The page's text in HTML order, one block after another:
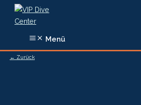
Zum
Inhalt
Menü
← Zurück